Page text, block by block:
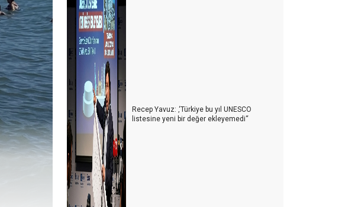
Recep Yavuz: ‚‘Türkiye bu yıl UNESCO
listesine yeni bir değer ekleyemedi‘‘